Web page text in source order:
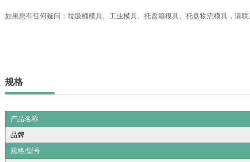
如果您有任何疑问：垃圾桶模具、工业模具、托盘箱模具、托盘物流模具，请联
规格
产品名称
品牌
规格/型号